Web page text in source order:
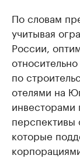
По словам
учитывая
России,
по
отелями на
инвесторами
которые